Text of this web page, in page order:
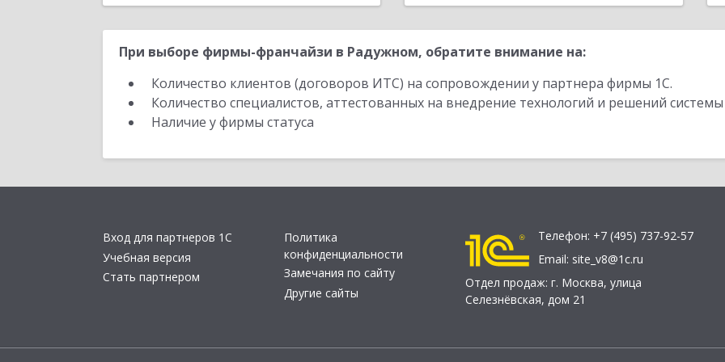
При выборе фирмы-франчайзи в Радужном, обратите внимание на:
Количество клиентов (договоров ИТС) на сопровождении у партнера фирмы 1С.
Количество специалистов, аттестованных на внедрение технологий и решений
Наличие у фирмы статуса
Вход для партнеров 1С
Учебная версия
Стать партнером
Политика
конфиденциальности
Замечания по сайту
Другие сайты
Телефон: +7 (495) 737-92-57
Email: site_v8@1c.ru
Отдел продаж: г. Москва, улица
Селезнёвская, дом 21